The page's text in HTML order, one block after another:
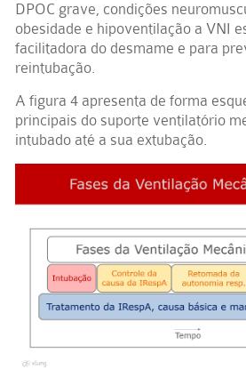
DPOC grave, condições
obesidade e hipoventilação a VNI
facilitadora do desmame e para
reintubação.
A figura 4 apresenta de forma
principais do suporte ventilatório
intubado até a sua extubação.